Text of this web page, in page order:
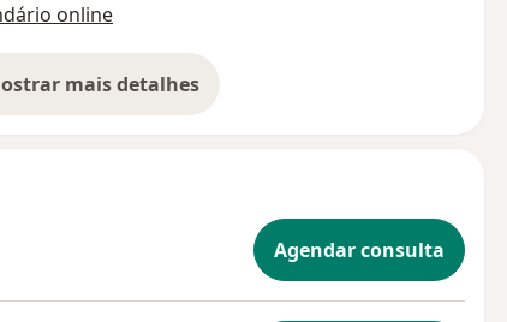
online
mais detalhes
sobre a experiência
Agendar consulta